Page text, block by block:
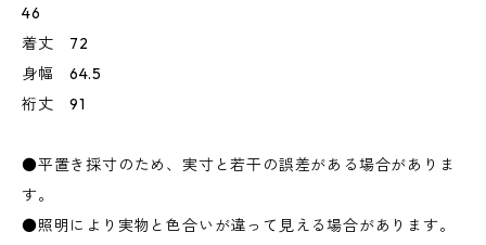
46
着丈 72
身幅 64.5
裄丈 91
●平置き採寸のため、実寸と若干の誤差がある場合がありま
す。
●照明により実物と色合いが違って見える場合があります。